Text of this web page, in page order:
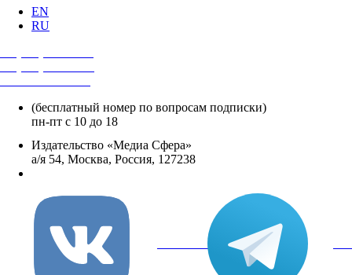
EN
RU
(бесплатный номер по вопросам подписки)
пн-пт с 10 до 18
Издательство «Медиа Сфера»
а/я 54, Москва, Россия, 127238
вКонтакте